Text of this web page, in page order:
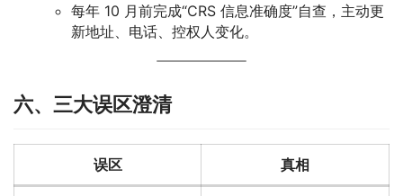
每年 10 月前完成“CRS 信息准确度”自查，主动更
新地址、电话、控权人变化。
六、三大误区澄清
误区 真相